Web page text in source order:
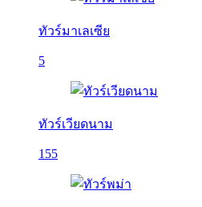
ทัวร์มาเลเซีย
5
ทัวร์เวียดนาม
155